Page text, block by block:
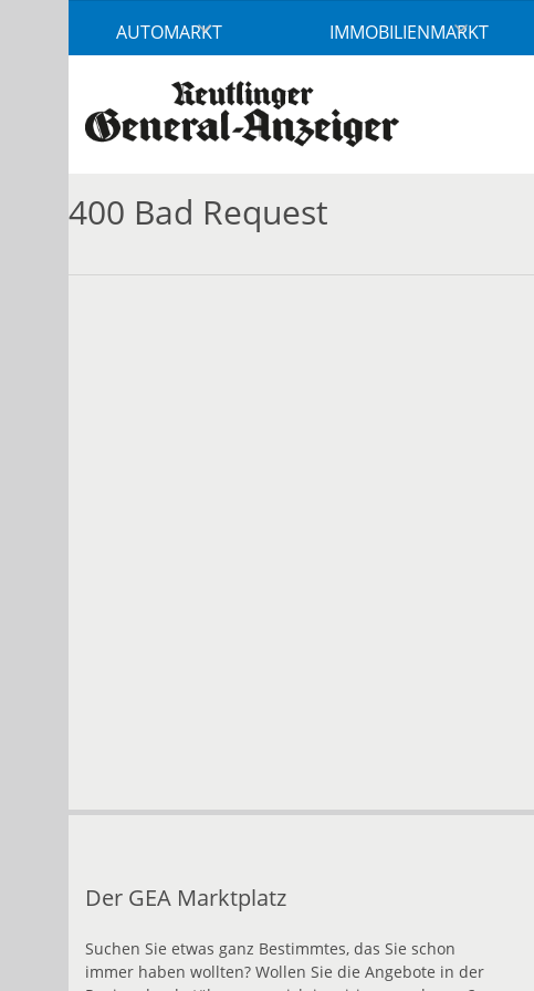
Modus
aktivieren
Navigation
zum
AUTOMARKT IMMOBILIENMARKT
400 Bad Request
Der GEA Marktplatz
Suchen Sie etwas ganz Bestimmtes, das Sie schon
immer haben wollten? Wollen Sie die Angebote in der